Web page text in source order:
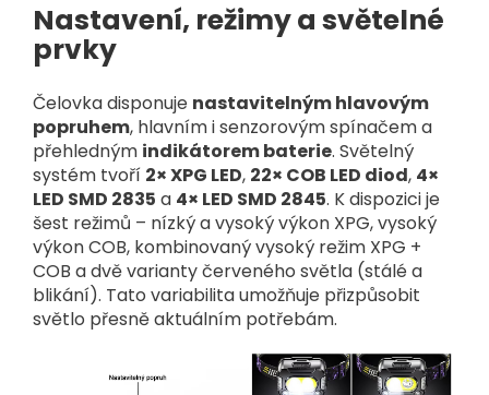
Nastavení, režimy a světelné
prvky
Čelovka disponuje nastavitelným hlavovým
popruhem, hlavním i senzorovým spínačem a
přehledným indikátorem baterie. Světelný
systém tvoří 2× XPG LED, 22× COB LED diod, 4×
LED SMD 2835 a 4× LED SMD 2845. K dispozici je
šest režimů – nízký a vysoký výkon XPG, vysoký
výkon COB, kombinovaný vysoký režim XPG +
COB a dvě varianty červeného světla (stálé a
blikání). Tato variabilita umožňuje přizpůsobit
světlo přesně aktuálním potřebám.